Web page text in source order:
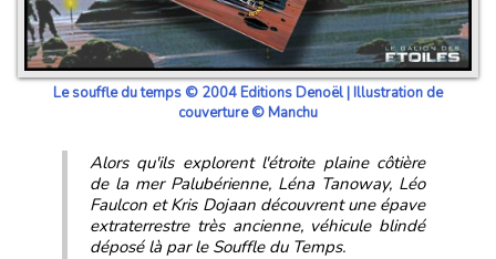
Le souffle du temps © 2004 Editions Denoël | Illustration de
couverture © Manchu
Alors qu'ils explorent l'étroite plaine côtière
de la mer Palubérienne, Léna Tanoway, Léo
Faulcon et Kris Dojaan découvrent une épave
extraterrestre très ancienne, véhicule blindé
déposé là par le Souffle du Temps.